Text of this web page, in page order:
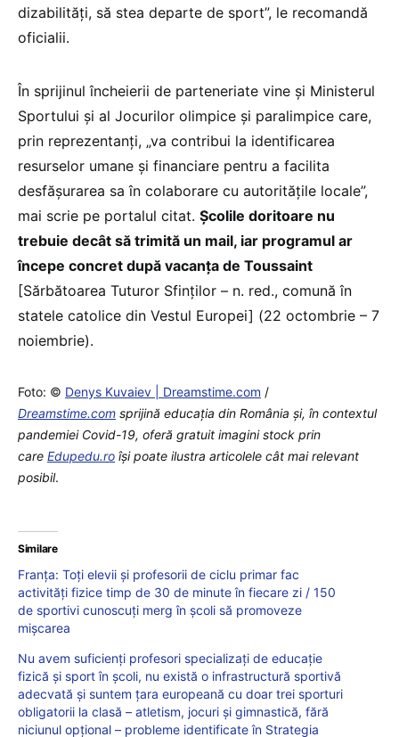
dizabilități, să stea departe de sport”, le recomandă
oficialii.
În sprijinul încheierii de parteneriate vine și Ministerul
Sportului și al Jocurilor olimpice și paralimpice care,
prin reprezentanți, „va contribui la identificarea
resurselor umane și financiare pentru a facilita
desfășurarea sa în colaborare cu autoritățile locale”,
mai scrie pe portalul citat. Școlile doritoare nu
trebuie decât să trimită un mail, iar programul ar
începe concret după vacanța de Toussaint
[Sărbătoarea Tuturor Sfinților – n. red., comună în
statele catolice din Vestul Europei] (22 octombrie – 7
noiembrie).
Foto: © Denys Kuvaiev | Dreamstime.com /
Dreamstime.com sprijină educaţia din România şi, în contextul
pandemiei Covid-19, oferă gratuit imagini stock prin
care Edupedu.ro îşi poate ilustra articolele cât mai relevant
posibil.
Similare
Franța: Toți elevii și profesorii de ciclu primar fac
activități fizice timp de 30 de minute în fiecare zi / 150
de sportivi cunoscuți merg în școli să promoveze
mișcarea
Nu avem suficienți profesori specializați de educație
fizică și sport în școli, nu există o infrastructură sportivă
adecvată și suntem țara europeană cu doar trei sporturi
obligatorii la clasă – atletism, jocuri și gimnastică, fără
niciunul opțional – probleme identificate în Strategia